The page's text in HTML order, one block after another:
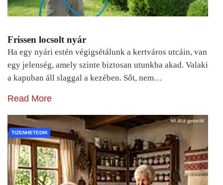
Frissen locsolt nyár
Ha egy nyári estén végigsétálunk a kertváros utcáin, van
egy jelenség, amely szinte biztosan utunkba akad. Valaki
a kapuban áll slaggal a kezében. Sőt, nem…
Read More
TIZENHETEDIK